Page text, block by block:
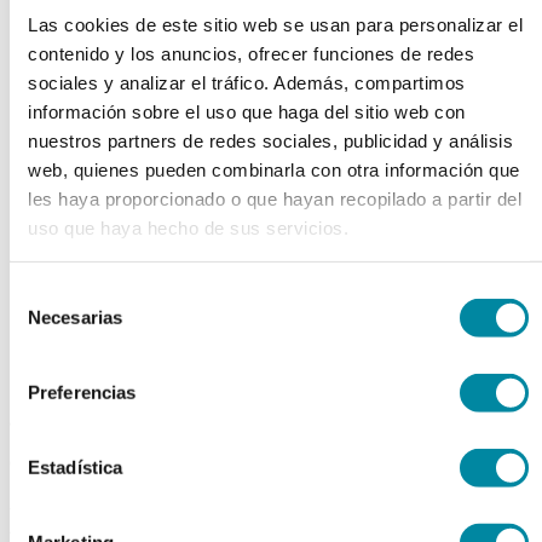
Las cookies de este sitio web se usan para personalizar el
contenido y los anuncios, ofrecer funciones de redes
sociales y analizar el tráfico. Además, compartimos
información sobre el uso que haga del sitio web con
nuestros partners de redes sociales, publicidad y análisis
web, quienes pueden combinarla con otra información que
les haya proporcionado o que hayan recopilado a partir del
uso que haya hecho de sus servicios.
Necesarias
Preferencias
Estadística
chevron_left chevron_right
consigue 15 puntos de fidelización